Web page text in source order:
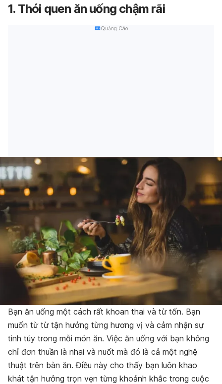
1. Thói quen ăn uống chậm rãi
Quảng Cáo
Bạn ăn uống một cách rất khoan thai và từ tốn. Bạn
muốn từ từ tận hưởng từng hương vị và cảm nhận sự
tinh túy trong mỗi món ăn. Việc ăn uống với bạn không
chỉ đơn thuần là nhai và nuốt mà đó là cả một nghệ
thuật trên bàn ăn. Điều này cho thấy bạn luôn khao
khát tận hưởng trọn vẹn từng khoảnh khắc trong cuộc